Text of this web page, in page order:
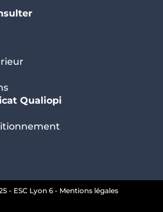
Qualiopi
- ESC Lyon 6 - Mentions légales